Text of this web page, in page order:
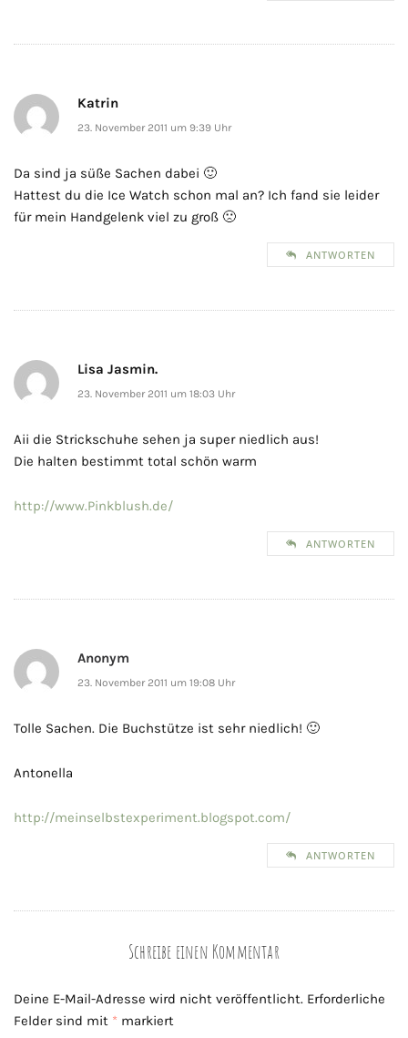
Katrin
23. November 2011 um 9:39 Uhr
Da sind ja süße Sachen dabei 🙂
Hattest du die Ice Watch schon mal an? Ich fand sie leider
für mein Handgelenk viel zu groß 🙁
ANTWORTEN
Lisa Jasmin.
23. November 2011 um 18:03 Uhr
Aii die Strickschuhe sehen ja super niedlich aus!
Die halten bestimmt total schön warm
http://www.Pinkblush.de/
ANTWORTEN
Anonym
23. November 2011 um 19:08 Uhr
Tolle Sachen. Die Buchstütze ist sehr niedlich! 🙂
Antonella
http://meinselbstexperiment.blogspot.com/
ANTWORTEN
Schreibe einen Kommentar
Deine E-Mail-Adresse wird nicht veröffentlicht. Erforderliche
Felder sind mit * markiert